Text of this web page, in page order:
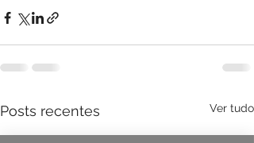
Posts recentes Ver tudo